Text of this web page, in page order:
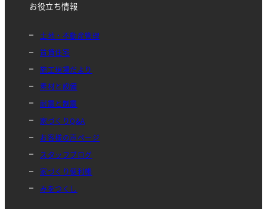
お役立ち情報
土地・不動産管理
賃貸住宅
施工現場だより
素材と設備
耐震と制震
家づくりQ&A
お客様の声ページ
スタッフブログ
家づくり便利帳
みをつくし